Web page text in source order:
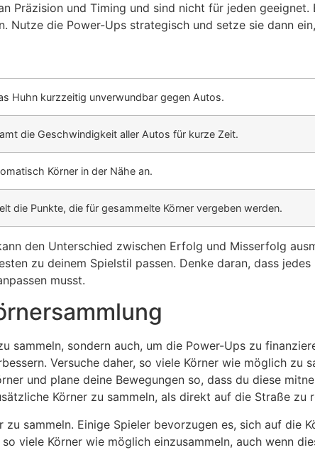
Präzision und Timing und sind nicht für jeden
Nutze die Power-Ups strategisch und setze sie dann
Huhn kurzzeitig unverwundbar gegen Autos.
die Geschwindigkeit aller Autos für kurze Zeit.
Körner in der Nähe an.
die Punkte, die für gesammelte Körner vergeben werden.
den Unterschied zwischen Erfolg und Misserfolg
zu deinem Spielstil passen. Denke daran, dass
musst.
sammeln, sondern auch, um die Power-Ups zu
Versuche daher, so viele Körner wie möglich zu
und plane deine Bewegungen so, dass du diese
Körner zu sammeln, als direkt auf die Straße zu
zu sammeln. Einige Spieler bevorzugen es, sich auf die
viele Körner wie möglich einzusammeln, auch wenn